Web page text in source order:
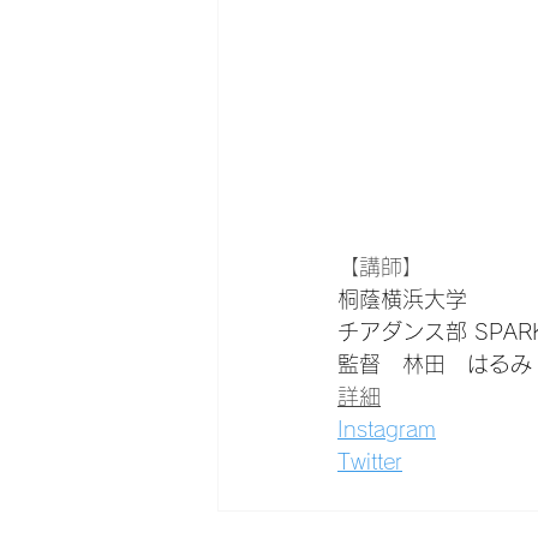
【講師】
桐蔭横浜大学
チアダンス部
監督　林田　はるみ
詳細
Instagram
Twitter